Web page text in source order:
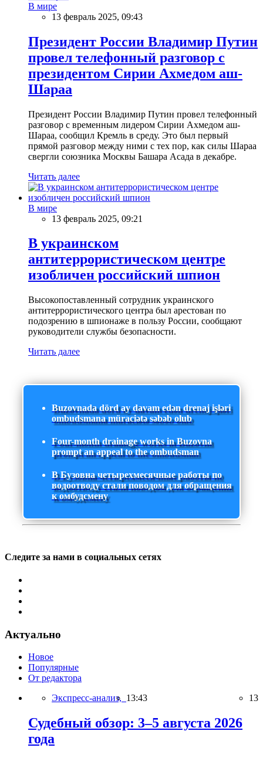
В мире
13 февраль 2025, 09:43
Президент России Владимир Путин
провел телефонный разговор с
президентом Сирии Ахмедом аш-
Шараа
Президент России Владимир Путин провел телефонный
разговор с временным лидером Сирии Ахмедом аш-
Шараа, сообщил Кремль в среду. Это был первый
прямой разговор между ними с тех пор, как силы Шараа
свергли союзника Москвы Башара Асада в декабре.
Читать далее
В мире
13 февраль 2025, 09:21
В украинском
антитеррористическом центре
изобличен российский шпион
Высокопоставленный сотрудник украинского
антитеррористического центра был арестован по
подозрению в шпионаже в пользу России, сообщают
руководители службы безопасности.
Читать далее
Buzovnada dörd ay davam edən drenaj işləri
ombudsmana müraciətə səbəb olub
Four-month drainage works in Buzovna
prompt an appeal to the ombudsman
В Бузовна четырехмесячные работы по
водоотводу стали поводом для обращения
к омбудсмену
Следите за нами в социальных сетях
Актуально
Новое
Популярные
От редактора
Экспресс-анализ, 13:43 13
Судебный обзор: 3–5 августа 2026
года